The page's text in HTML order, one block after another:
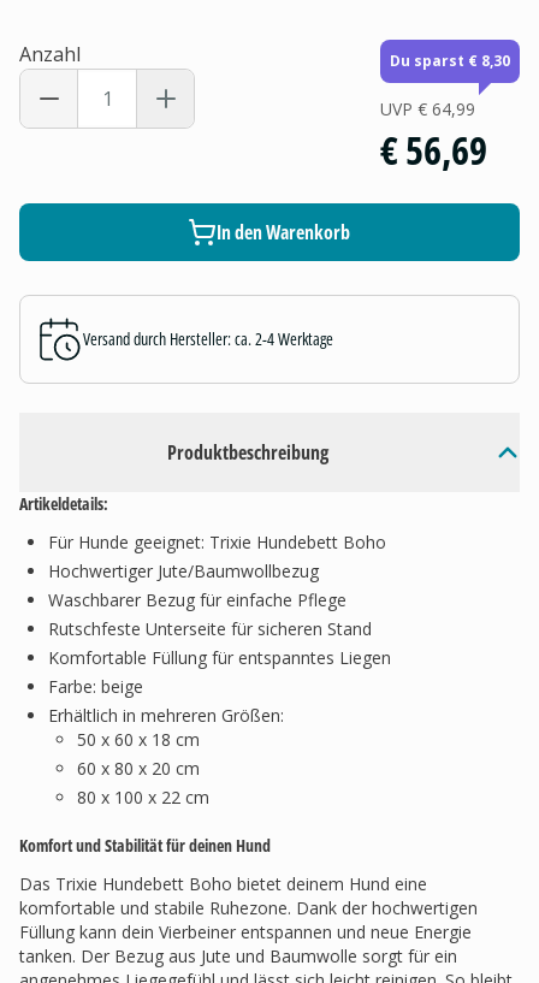
Produktbeschreibung
Artikeldetails:
Für Hunde geeignet: Trixie Hundebett Boho
Hochwertiger Jute/Baumwollbezug
Waschbarer Bezug für einfache Pflege
Rutschfeste Unterseite für sicheren Stand
Komfortable Füllung für entspanntes Liegen
Farbe: beige
Erhältlich in mehreren Größen:
50 x 60 x 18 cm
60 x 80 x 20 cm
80 x 100 x 22 cm
Komfort und Stabilität für deinen Hund
Das Trixie Hundebett Boho bietet deinem Hund eine
komfortable und stabile Ruhezone. Dank der hochwertigen
Füllung kann dein Vierbeiner entspannen und neue Energie
tanken. Der Bezug aus Jute und Baumwolle sorgt für ein
Anzahl Du sparst € 8,30
UVP € 64,99
€ 56,69
In den Warenkorb
Versand durch Hersteller: ca. 2-4 Werktage